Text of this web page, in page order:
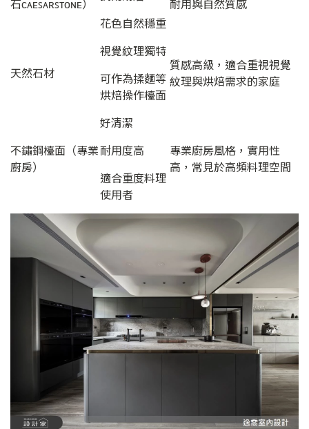
花色自然穩重
天然石材
視覺紋理獨特
可作為揉麵等
烘焙操作檯面
質感高級，適合重視視覺
紋理與烘焙需求的家庭
不鏽鋼檯面（專業
廚房）
好清潔
耐用度高
適合重度料理
使用者
專業廚房風格，實用性
高，常見於高頻料理空間